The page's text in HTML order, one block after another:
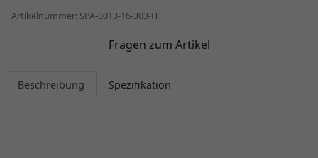
Artikelnummer: SPA-0013-16-303-H
Fragen zum Artikel
Beschreibung Spezifikation